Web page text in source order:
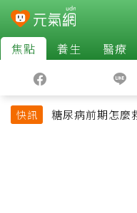
焦點 養生 醫療
快訊
糖尿病前期怎麼